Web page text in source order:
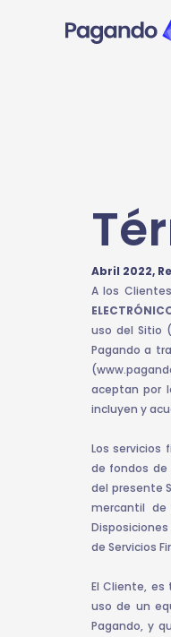
Abril 2022,
A los
uso del Sitio
Pagando a
aceptan por
incluyen y
Los servicios
de fondos
del presente
mercantil
de Servicios
El Cliente,
uso de un
Pagando, y